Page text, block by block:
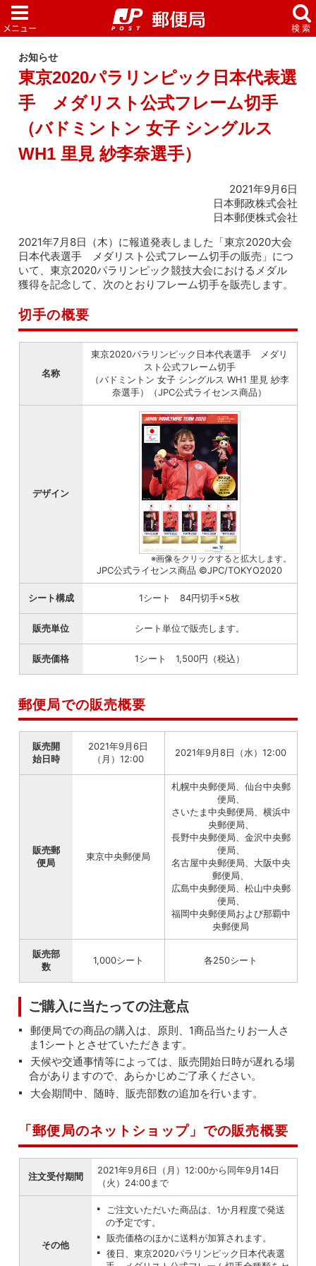
お知らせ
東京2020パラリンピック日本代表選
手 メダリスト公式フレーム切手
（バドミントン 女子 シングルス
WH1 里見 紗李奈選手）
2021年9月6日
日本郵政株式会社
日本郵便株式会社
2021年7月8日（木）に報道発表しました「東京2020大会
日本代表選手 メダリスト公式フレーム切手の販売」につ
いて、東京2020パラリンピック競技大会におけるメダル
獲得を記念して、次のとおりフレーム切手を販売します。
切手の概要
名称
東京2020パラリンピック日本代表選手 メダリ
スト公式フレーム切手
（バドミントン 女子 シングルス WH1 里見 紗李
奈選手）（JPC公式ライセンス商品）
デザイン
※画像をクリックすると拡大します。
JPC公式ライセンス商品 ©JPC/TOKYO2020
シート構成 1シート 84円切手×5枚
販売単位 シート単位で販売します。
販売価格 1シート 1,500円（税込）
郵便局での販売概要
販売開
始日時
2021年9月6日
（月）12:00
2021年9月8日（水）12:00
販売郵
便局
東京中央郵便局
札幌中央郵便局、仙台中央郵
便局、
さいたま中央郵便局、横浜中
央郵便局、
長野中央郵便局、金沢中央郵
便局、
名古屋中央郵便局、大阪中央
郵便局、
広島中央郵便局、松山中央郵
便局、
福岡中央郵便局および那覇中
央郵便局
販売部
数
1,000シート 各250シート
ご購入に当たっての注意点
郵便局での商品の購入は、原則、1商品当たりお一人さ
ま1シートとさせていただきます。
天候や交通事情等によっては、販売開始日時が遅れる場
合がありますので、あらかじめご了承ください。
大会期間中、随時、販売部数の追加を行います。
「郵便局のネットショップ」での販売概要
注文受付期間
2021年9月6日（月）12:00から同年9月14日
（火）24:00まで
その他
ご注文いただいた商品は、1か月程度で発送
の予定です。
販売価格のほかに送料が加算されます。
後日、東京2020パラリンピック日本代表選